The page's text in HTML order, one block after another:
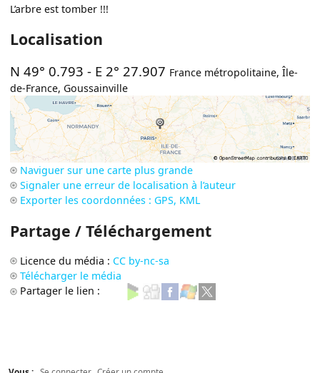
L’arbre est tomber !!!
Localisation
N 49° 0.793 - E 2° 27.907 France métropolitaine,Île-
de-France, Goussainville
Naviguer sur une carte plus grande
Signaler une erreur de localisation à l’auteur
Exporter les coordonnées : GPS, KML
Partage / Téléchargement
Licence du média : CC by-nc-sa
Télécharger le média
Partager le lien :